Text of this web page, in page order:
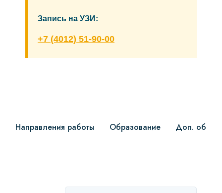
Запись на УЗИ:
+7 (4012) 51-90-00
Направления работы Образование Доп.